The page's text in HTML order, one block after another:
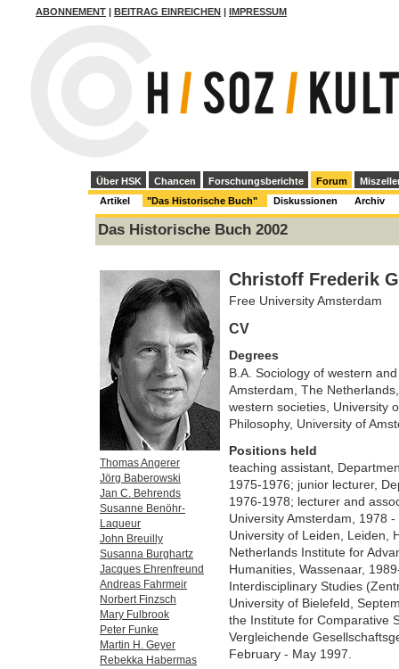
ABONNEMENT BEITRAG EINREICHEN IMPRESSUM
Über HSK Chancen Forschungsberichte Forum
Artikel
"Das Historische Buch" Diskussionen Archiv
Das Historische Buch 2002
Thomas Angerer
Jörg Baberowski
Jan C. Behrends
Susanne Benöhr-
Laqueur
John Breuilly
Susanna Burghartz
Jacques Ehrenfreund
Andreas Fahrmeir
Norbert Finzsch
Mary Fulbrook
Peter Funke
Martin H. Geyer
Rebekka Habermas
Christoff Frederik
Free University Amsterdam
CV
Degrees
B.A. Sociology of western
Amsterdam, The
western societies, University
Philosophy, University of
Positions held
teaching assistant,
1975-1976; junior lecturer,
1976-1978; lecturer and
University Amsterdam, 1978
University of Leiden, Leiden,
Netherlands Institute for
Humanities, Wassenaar,
Interdisciplinary Studies
University of Bielefeld,
the Institute for Comparative
Vergleichende
February - May 1997.